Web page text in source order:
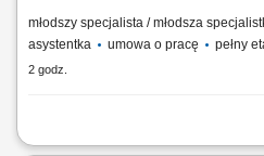
młodszy specjalista / młodsza
asystentka
umowa o pracę pełny
2 godz.
Opis stanowiska Prowadzenie